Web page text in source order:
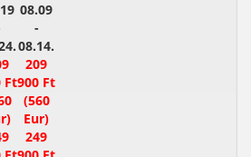
08.09
-
08.14.
Ft
209
900 Ft
(560
Eur)
249